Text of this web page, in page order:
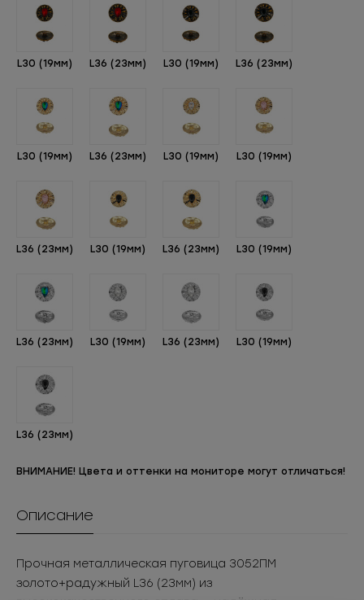
L30 (19мм) L36 (23мм) L30 (19мм) L36 (23мм)
L30 (19мм) L36 (23мм) L30 (19мм) L30 (19мм)
L36 (23мм) L30 (19мм) L36 (23мм) L30 (19мм)
L36 (23мм) L30 (19мм) L36 (23мм) L30 (19мм)
L36 (23мм)
ВНИМАНИЕ! Цвета и оттенки на мониторе могут отличаться!
Описание
Прочная металлическая пуговица 3052ПМ
золото+радужный L36 (23мм) из